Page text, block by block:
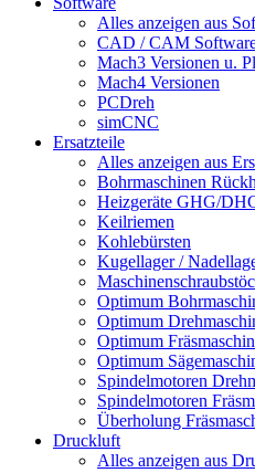
Alles anzeigen aus
CAD / CAM
Mach3 Versionen u.
Mach4 Versionen
PCDreh
simCNC
Ersatzteile
Alles anzeigen aus
Bohrmaschinen
Heizgeräte GHG/
Keilriemen
Kohlebürsten
Kugellager /
Optimum
Optimum
Optimum
Optimum
Spindelmotoren
Spindelmotoren
Überholung
Druckluft
Alles anzeigen aus